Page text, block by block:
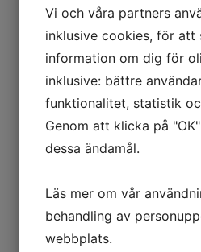
25kr
Grillpensel trä/tagel rund 18
Grillpensel
mängd
Lägg till i
Vi och våra partners
inklusive cookies, för att
information om dig för
inklusive: bättre
funktionalitet, statistik
Genom att klicka på
dessa ändamål.
Läs mer om vår
behandling av
webbplats.